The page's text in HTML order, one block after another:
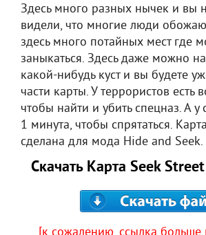
Здесь много разных нычек и вы
видели, что многие люди
здесь много потайных мест где
заныкаться. Здесь даже можно
какой-нибудь куст и вы будете
части карты. У террористов есть
чтобы найти и убить спецназ. А у
1 минута, чтобы спрятаться.
сделана для мода Hide and Seek.
Скачать Карта Seek